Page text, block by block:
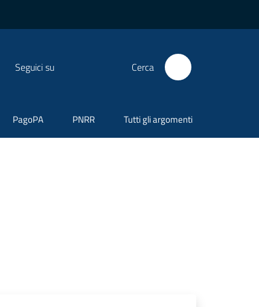
Seguici su Cerca
PagoPA PNRR Tutti gli argomenti